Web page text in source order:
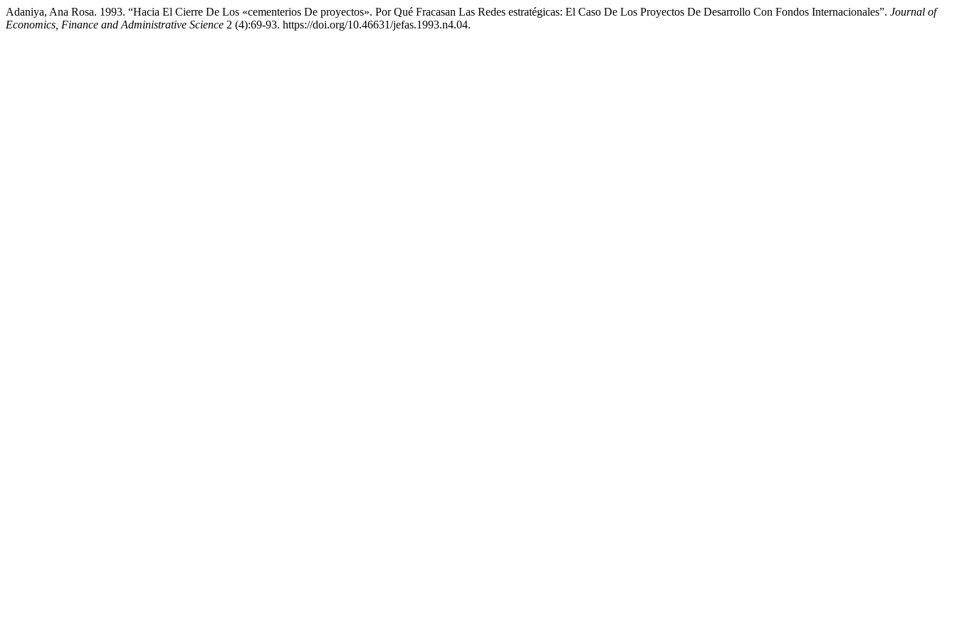
Adaniya, Ana Rosa. 1993. “Hacia El Cierre De Los «cementerios De proyectos». Por Qué Fracasan Las Redes estratégicas: El Caso De Los Proyectos De Desarrollo Con Fondos Internacionales”. Journal of
Economics, Finance and Administrative Science 2 (4):69-93. https://doi.org/10.46631/jefas.1993.n4.04.